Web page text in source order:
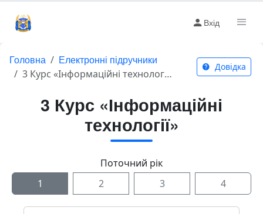
Вхід
Головна Електронні підручники
3 Курс «Інформаційні технології»
Довідка
3 Курс «Інформаційні
технології»
Поточний рік
1
2 3 4